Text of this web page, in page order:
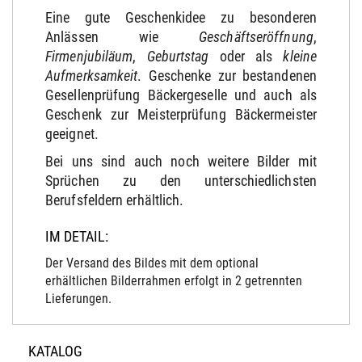
Eine gute Geschenkidee zu besonderen
Anlässen wie Geschäftseröffnung,
Firmenjubiläum, Geburtstag oder alskleine
Aufmerksamkeit. Geschenke zur bestandenen
Gesellenprüfung Bäckergeselle und auch als
Geschenk zur Meisterprüfung Bäckermeister
geeignet.
Bei uns sind auch noch weitere Bilder mit
Sprüchen zu den unterschiedlichsten
Berufsfeldern erhältlich.
IM DETAIL:
Der Versand des Bildes mit dem optional
erhältlichen Bilderrahmen erfolgt in 2 getrennten
Lieferungen.
KATALOG